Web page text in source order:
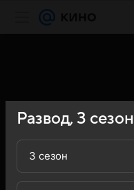
Развод, 3 сезон
3 сезон